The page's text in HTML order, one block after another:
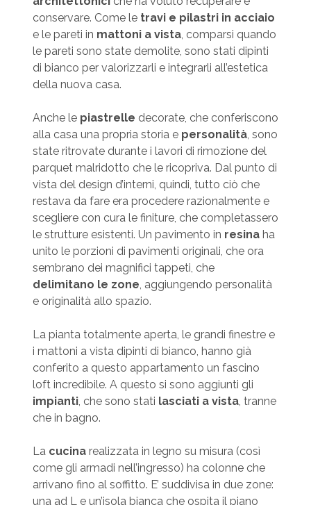
conservare. Come le travi e pilastri in acciaio
e le pareti in mattoni a vista, comparsi quando
le pareti sono state demolite, sono stati dipinti
di bianco per valorizzarli e integrarli all’estetica
della nuova casa.
Anche le piastrelle decorate, che conferiscono
alla casa una propria storia e personalità, sono
state ritrovate durante i lavori di rimozione del
parquet malridotto che le ricopriva. Dal punto di
vista del design d’interni, quindi, tutto ciò che
restava da fare era procedere razionalmente e
scegliere con cura le finiture, che completassero
le strutture esistenti. Un pavimento in resinaha
unito le porzioni di pavimenti originali, che ora
sembrano dei magnifici tappeti, che
delimitano le zone , aggiungendo personalità
e originalità allo spazio.
La pianta totalmente aperta, le grandi finestre e
i mattoni a vista dipinti di bianco, hanno già
conferito a questo appartamento un fascino
loft incredibile. A questo si sono aggiunti gli
impianti, che sono stati lasciati a vista, tranne
che in bagno.
La cucinarealizzata in legno su misura (così
come gli armadi nell’ingresso) ha colonne che
arrivano fino al soffitto. E’ suddivisa in due zone:
una ad L e un’isola bianca che ospita il piano